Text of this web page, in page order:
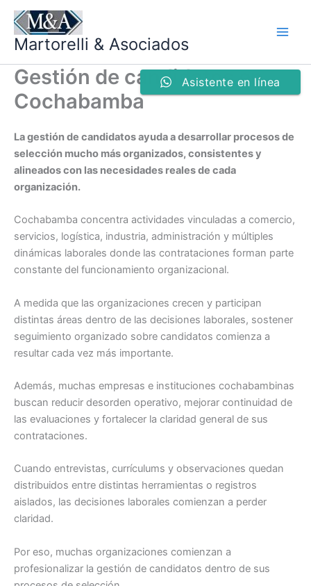
contenido
Martorelli & Asociados
Gestión de candidatos en
Cochabamba
La gestión de candidatos ayuda a desarrollar procesos de
selección mucho más organizados, consistentes y
alineados con las necesidades reales de cada
organización.
Cochabamba concentra actividades vinculadas a comercio,
servicios, logística, industria, administración y múltiples
dinámicas laborales donde las contrataciones forman parte
constante del funcionamiento organizacional.
A medida que las organizaciones crecen y participan
distintas áreas dentro de las decisiones laborales, sostener
seguimiento organizado sobre candidatos comienza a
resultar cada vez más importante.
Además, muchas empresas e instituciones cochabambinas
buscan reducir desorden operativo, mejorar continuidad de
las evaluaciones y fortalecer la claridad general de sus
contrataciones.
Cuando entrevistas, currículums y observaciones quedan
distribuidos entre distintas herramientas o registros
aislados, las decisiones laborales comienzan a perder
claridad.
Por eso, muchas organizaciones comienzan a
profesionalizar la gestión de candidatos dentro de sus
Asistente en línea